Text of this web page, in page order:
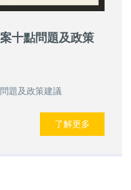
十點問題及政策
題及政策建議
了解更多